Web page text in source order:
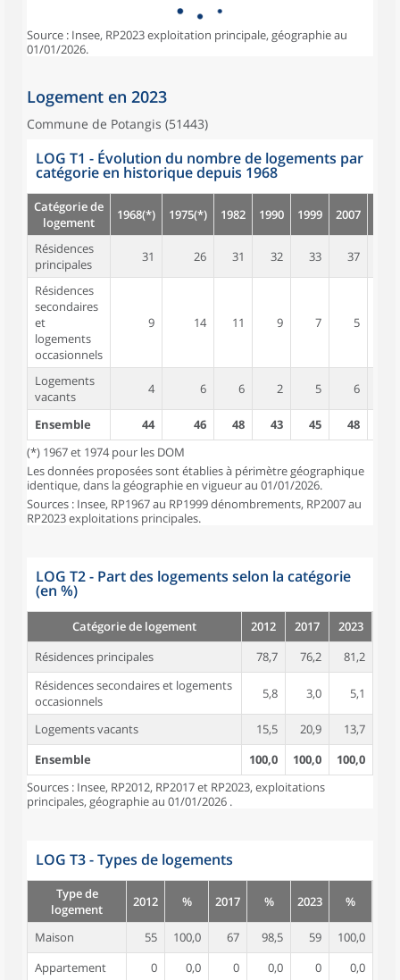
Source : Insee, RP2023 exploitation principale, géographie au
01/01/2026.
Logement en 2023
Commune de Potangis (51443)
LOG T1 - Évolution du nombre de logements par
catégorie en historique depuis 1968
Catégorie de
logement
1968(*) 1975(*) 1982 1990 1999 2007
Résidences
principales
31 26 31 32 33 37
Résidences
secondaires
et
logements
occasionnels
9 14 11 9 7 5
Logements
vacants
4 6 6 2 5 6
Ensemble 44 46 48 43 45 48
(*) 1967 et 1974 pour les DOM
Les données proposées sont établies à périmètre géographique
identique, dans la géographie en vigueur au 01/01/2026.
Sources : Insee, RP1967 au RP1999 dénombrements, RP2007 au
RP2023 exploitations principales.
LOG T2 - Part des logements selon la catégorie
(en %)
Catégorie de logement 2012 2017
2023
Résidences principales
78,7 76,2
81,2
Résidences secondaires et logements
occasionnels
5,8 3,0 5,1
Logements vacants 15,5 20,9
13,7
Ensemble
100,0 100,0
100,0
Sources : Insee, RP2012, RP2017 et RP2023, exploitations
principales, géographie au 01/01/2026 .
LOG T3 - Types de logements
Type de
logement
2012 % 2017 % 2023 %
Maison 55 100,0 67 98,5 59
100,0
Appartement
0 0,0 0 0,0 0
0,0